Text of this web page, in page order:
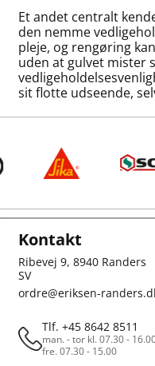
Et andet centralt
den nemme
pleje, og rengøring
uden at gulvet mister
sit flotte udseende,
Kontakt
Ribevej 9, 8940 Randers
SV
ordre@eriksen-
Tlf. +45 8642 8511
man. - tor kl. 07.30 -
fre. 07.30 - 15.00